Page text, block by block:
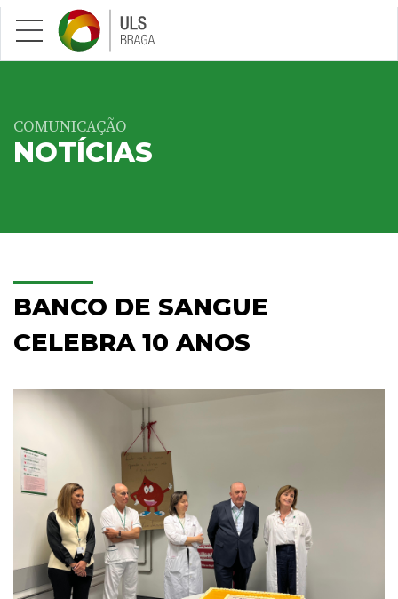
Saltar para conteúdo principal
COMUNICAÇÃO
NOTÍCIAS
BANCO DE SANGUE
CELEBRA 10 ANOS